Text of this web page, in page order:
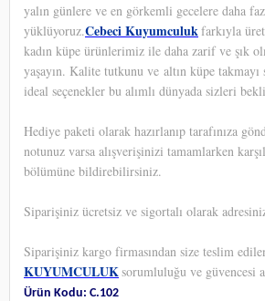
yalın günlere ve en görkemli gecelere daha
yüklüyoruz.Cebeci Kuyumculukfarkıyla
kadın küpe ürünlerimiz ile daha zarif ve şık
yaşayın. Kalite tutkunu ve altın küpe takmayı
ideal seçenekler bu alımlı dünyada sizleri
Hediye paketi olarak hazırlanıp tarafınıza
notunuz varsa alışverişinizi tamamlarken
bölümüne bildirebilirsiniz.
Siparişiniz ücretsiz ve sigortalı olarak
Siparişiniz kargo firmasından size teslim
KUYUMCULUKsorumluluğu ve güvencesi
Ürün Kodu: C.102